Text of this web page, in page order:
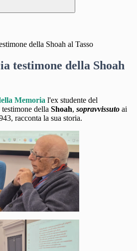
della Shoah al Tasso
testimone della Shoah
Memoria l'ex studente del
testimone della Shoah, sopravvissuto ai
racconta la sua storia.